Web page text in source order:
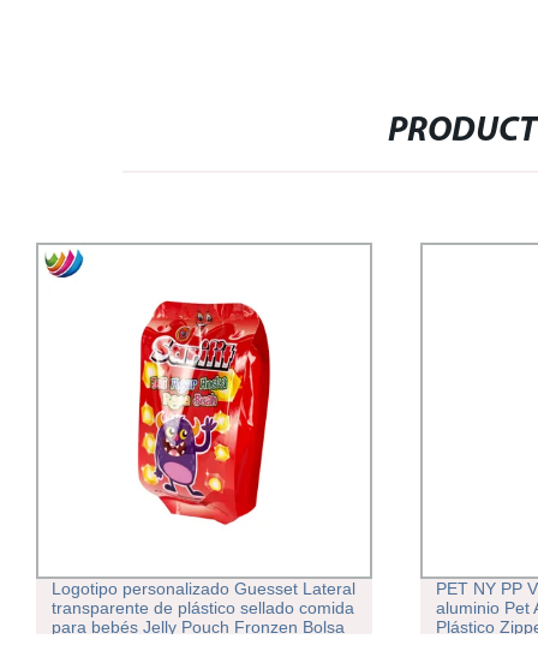
Logotipo personalizado Guesset Lateral
transparente de plástico sellado comida
para bebés Jelly Pouch Fronzen Bolsa
PET NY PP
aluminio Pet
Plástico